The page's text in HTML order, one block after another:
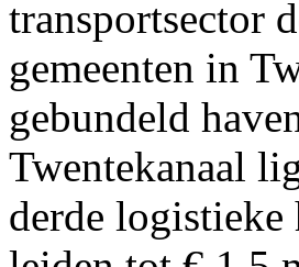
transportsector
gemeenten in
gebundeld
Twentekanaal
derde logistieke